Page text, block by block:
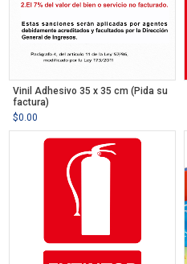
Vinil Adhesivo 35 x 35 cm (Pida su
factura)
$0.00